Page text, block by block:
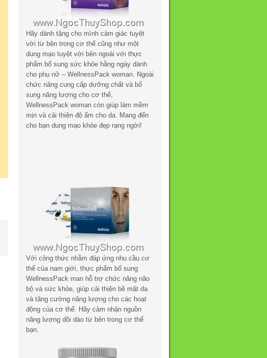
Hãy dành tặng cho mình cảm giác tuyệt
vời từ bên trong cơ thể cũng như một
dung mạo tuyệt vời bên ngoài với thực
phẩm bổ sung sức khỏe hằng ngày dành
cho phụ nữ – WellnessPack woman. Ngoài
chức năng cung cấp dưỡng chất và bổ
sung năng lượng cho cơ thể,
WellnessPack woman còn giúp làm mềm
mịn và cải thiện độ ẩm cho da. Mang đến
cho bạn dung mạo khỏe đẹp rạng ngời!
Với công thức nhằm đáp ứng nhu cầu cơ
thể của nam giới, thực phẩm bổ sung
WellnessPack man hỗ trợ chức năng não
bộ và sức khỏe, giúp cải thiện bề mặt da
và tăng cường năng lượng cho các hoạt
động của cơ thể. Hãy cảm nhận nguồn
năng lượng dồi dào từ bên trong cơ thể
bạn.